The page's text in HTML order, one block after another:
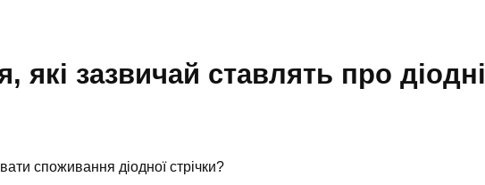
які зазвичай ставлять про діодні
споживання діодної стрічки?